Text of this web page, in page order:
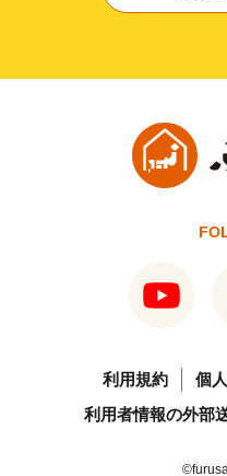
利用規約
個
利用者情報の外部